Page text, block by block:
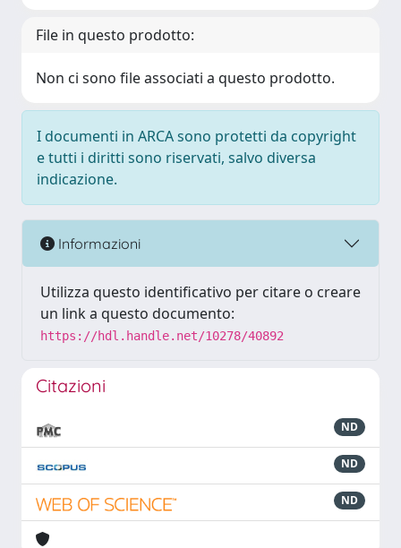
File in questo prodotto:
Non ci sono file associati a questo prodotto.
I documenti in ARCA sono protetti da copyright
e tutti i diritti sono riservati, salvo diversa
indicazione.
Informazioni
Utilizza questo identificativo per citare o creare
un link a questo documento:
https://hdl.handle.net/10278/40892
Citazioni
ND
ND
ND